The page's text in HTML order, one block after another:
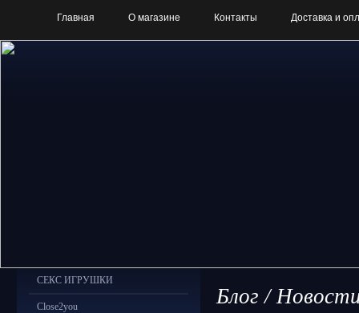
Главная О магазине Контакты Доставка и
СЕКС ИГРУШКИ
Close2you Блог /